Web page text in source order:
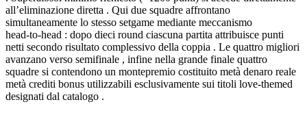
all’eliminazione diretta . Qui due squadre affrontano
simultaneamente lo stesso set­game mediante meccanismo
head‑to‑head : dopo dieci round ciascuna partita attribuisce punti
netti secondo risultato complessivo della coppia . Le quattro migliori
avanzano verso semifinale , infine nella grande finale quattro
squadre si contendono un montepremio costituito metà denaro reale
metà crediti bonus utilizzabili esclusivamente sui titoli love‑themed
designati dal catalogo .